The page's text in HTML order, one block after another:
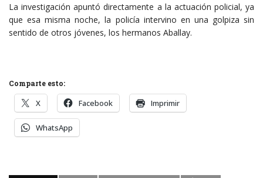
La investigación apuntó directamente a la actuación policial, ya
que esa misma noche, la policía intervino en una golpiza sin
sentido de otros jóvenes, los hermanos Aballay.
Comparte esto:
X Facebook Imprimir
WhatsApp